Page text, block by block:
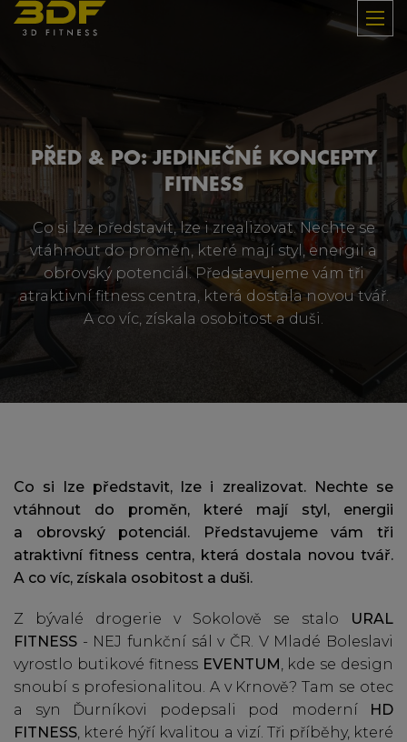
PŘED & PO: JEDINEČNÉ KONCEPTY
FITNESS
Co si lze představit, lze i zrealizovat. Nechte se
vtáhnout do proměn, které mají styl, energii a
obrovský potenciál. Představujeme vám tři
atraktivní fitness centra, která dostala novou tvář.
A co víc, získala osobitost a duši.
Co si lze představit, lze i zrealizovat. Nechte se
vtáhnout do proměn, které mají styl, energii
a obrovský potenciál. Představujeme vám tři
atraktivní fitness centra, která dostala novou tvář.
A co víc, získala osobitost a duši.
Z bývalé drogerie v Sokolově se stalo
URAL
FITNESS - NEJ funkční sál v ČR. V Mladé Boleslavi
vyrostlo butikové fitness EVENTUM, kde se design
snoubí s profesionalitou. A v Krnově? Tam se otec
a syn Ďurníkovi podepsali pod moderní
HD
FITNESS, které hýří kvalitou a vizí. Tři příběhy, které